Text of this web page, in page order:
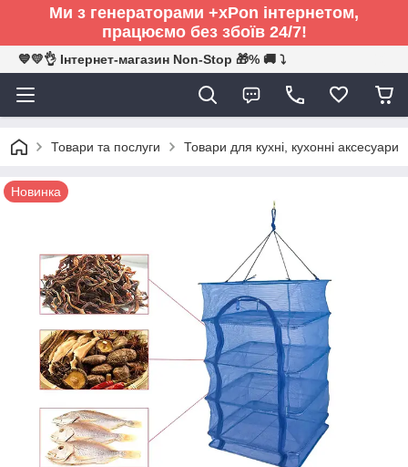
Ми з генераторами +xPon інтернетом,
працюємо без збоїв 24/7!
💙💛👌 Інтернет-магазин Non-Stop 🎁% 🚚 ⤵
Товари та послуги Товари для кухні, кухонні аксесуари
Новинка